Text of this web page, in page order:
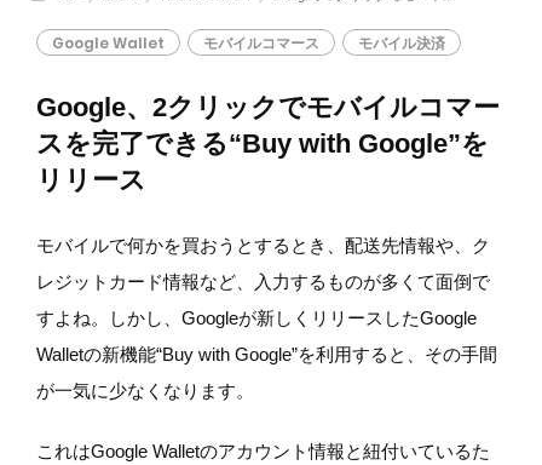
Google、2クリックでモバイルコマー
スを完了できる“Buy with Google”を
リリース
Google Wallet モバイルコマース モバイル決済
モバイルで何かを買おうとするとき、配送先情報や、ク
レジットカード情報など、入力するものが多くて面倒で
すよね。しかし、Googleが新しくリリースしたGoogle
Walletの新機能“Buy with Google”を利用すると、その手間
が一気に少なくなります。
これはGoogle Walletのアカウント情報と紐付いているた